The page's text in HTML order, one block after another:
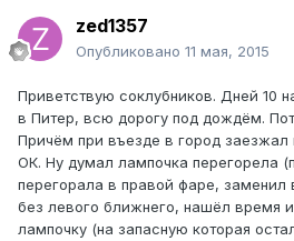
zed1357
Опубликовано 11 мая, 2015
Приветствую соклубников. Дней 10
в Питер, всю дорогу под дождём.
Причём при въезде в город заезжал
ОК. Ну думал лампочка перегорела
перегорала в правой фаре, заменил
без левого ближнего, нашёл время
лампочку (на запасную которая